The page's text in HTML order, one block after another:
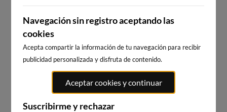
WEBCAM PLATJA DE LLEVANT -
ELS PILONS
15
WEBCAMS CERCANAS
Navegación sin registro aceptando las
cookies
Acepta compartir la información de tu navegación para recibir
publicidad personalizada y disfruta de contenido.
Aceptar cookies y continuar
Suscribirme y rechazar